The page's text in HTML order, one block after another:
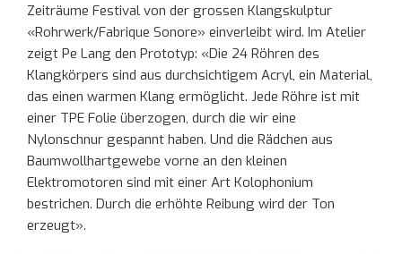
Zeiträume Festival von der grossen Klangskulptur
«Rohrwerk/Fabrique Sonore» einverleibt wird. Im Atelier
zeigt Pe Lang den Prototyp: «Die 24 Röhren des
Klangkörpers sind aus durchsichtigem Acryl, ein Material,
das einen warmen Klang ermöglicht. Jede Röhre ist mit
einer TPE Folie überzogen, durch die wir eine
Nylonschnur gespannt haben. Und die Rädchen aus
Baumwollhartgewebe vorne an den kleinen
Elektromotoren sind mit einer Art Kolophonium
bestrichen. Durch die erhöhte Reibung wird der Ton
erzeugt».